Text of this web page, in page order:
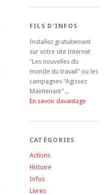
FILS D’INFOS
Installez gratuitement
sur votre site Internet
"Les nouvelles du
monde du travail" ou les
campagnes "Agissez
Maintenant"...
En savoir davantage
CATÉGORIES
Actions
Histoire
Infos
Livres